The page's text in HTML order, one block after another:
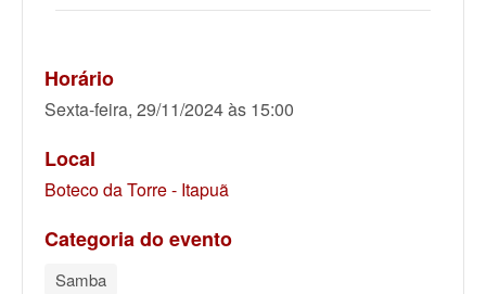
Horário
Sexta-feira, 29/11/2024 às 15:00
Local
Boteco da Torre - Itapuã
Categoria do evento
Samba